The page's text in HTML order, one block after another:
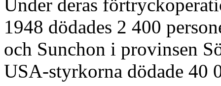
Under deras
1948 dödades 2 400
och Sunchon i provinsen
USA-styrkorna dödade 40